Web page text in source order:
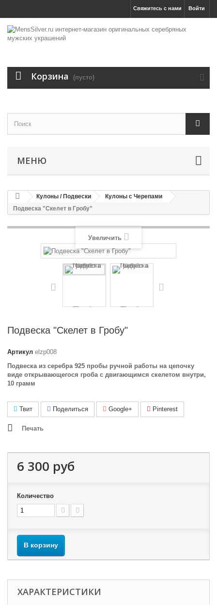
Войти
Свяжитесь с нами
Корзина (пусто)
МЕНЮ
Кулоны / Подвески
Кулоны с Черепами
Подвеска "Скелет в Гробу"
Увеличить
Подвеска "Скелет в Гробу"
Артикул elzp008
Подвеска из серебра 925 пробы ручной работы на цепочку
виде открывающегося гроба с двигающимся скелетом внутри,
10 грамм
Твит Поделиться Google+ Pinterest
Печать
6 300 руб
Количество
В корзину
ХАРАКТЕРИСТИКИ